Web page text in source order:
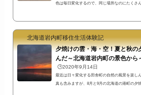
色は毎日変化するので、同じ場所なのにたくさ
きます。夕日の沈む風景を掲載します。目の前
とは違うことも多いのですが、私の写真よりも
思っても...
北海道岩内町移住生活体験記
夕焼けの雲・海・空！夏と秋の
んだ～北海道岩内町の景色から
🕒️2020年9月14日
最近は日々変化する田舎町の自然の風景を楽し
真も含みますが、8月と9月の北海道の港町の夕